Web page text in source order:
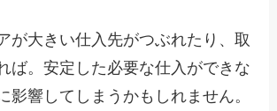
が大きい仕入先がつぶれたり、取
ば。安定した必要な仕入ができな
影響してしまうかもしれません。